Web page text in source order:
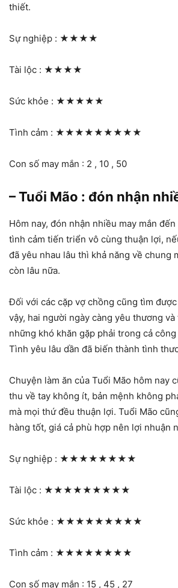
thiết.
Sự nghiệp : ★★★★
Tài lộc : ★★★★
Sức khỏe : ★★★★★
Tình cảm : ★★★★★★★★★
Con số may mắn : 2 , 10 , 50
– Tuổi Mão : đón nhận
Hôm nay, đón nhận nhiều may mắn
tình cảm tiến triển vô cùng thuận lợi,
đã yêu nhau lâu thì khả năng về chung
còn lâu nữa.
Đối với các cặp vợ chồng cũng tìm
vậy, hai người ngày càng yêu thương
những khó khăn gặp phải trong cả
Tình yêu lâu dần đã biến thành tình
Chuyện làm ăn của Tuổi Mão hôm nay
thu về tay không ít, bản mệnh không
mà mọi thứ đều thuận lợi. Tuổi Mão
hàng tốt, giá cả phù hợp nên lợi nhuận
Sự nghiệp : ★★★★★★★★
Tài lộc : ★★★★★★★★★
Sức khỏe : ★★★★★★★★★
Tình cảm : ★★★★★★★★
Con số may mắn : 15 , 45 , 27